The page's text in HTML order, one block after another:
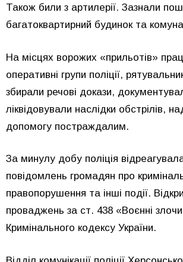
Також били з артилерії. Зазнали
багатоквартирний будинок та
На місцях ворожих «прильотів»
оперативні групи поліції,
збирали речові докази,
ліквідовували наслідки обстрілів,
допомогу постраждалим.
За минулу добу поліція
повідомлень громадян про
правопорушення та інші події.
проваджень за ст. 438 «Воєнні
Кримінального кодексу України.